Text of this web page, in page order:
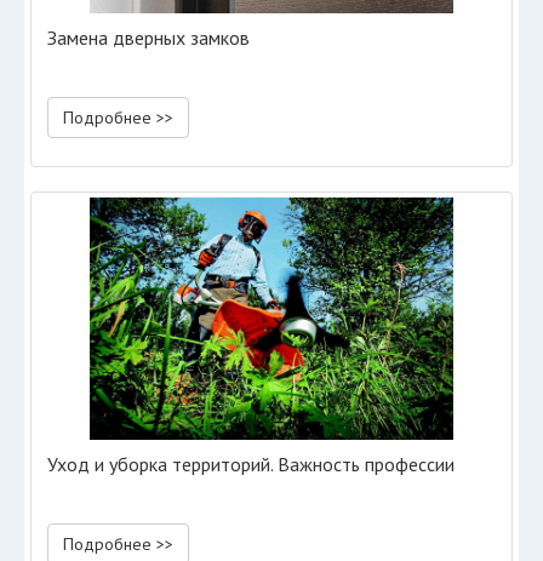
Замена дверных замков
Подробнее >>
Уход и уборка территорий. Важность профессии
Подробнее >>